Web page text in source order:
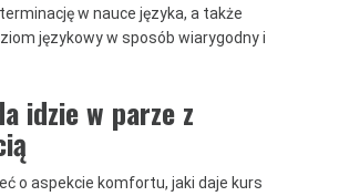
w nauce języka, a także
językowy w sposób wiarygodny i
idzie w parze z
o aspekcie komfortu, jaki daje kurs